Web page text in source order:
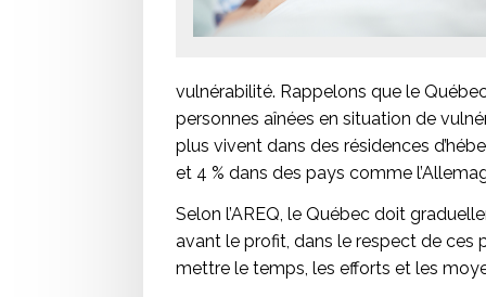
vulnérabilité. Rappelons que le
personnes aînées en situation de
plus vivent dans des résidences
et 4 % dans des pays comme
Selon l’AREQ, le Québec doit
avant le profit, dans le respect de ces
mettre le temps, les efforts et les